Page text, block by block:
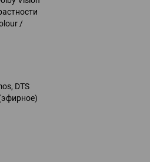
/
DTS